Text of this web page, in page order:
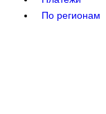
По регионам